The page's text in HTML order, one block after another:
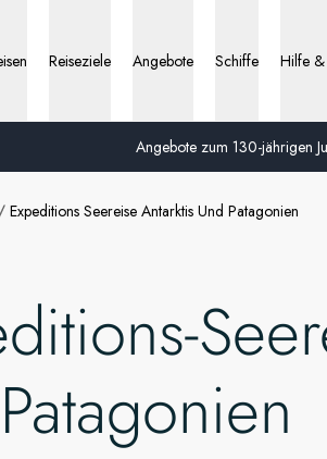
Angebote zum 130-jährigen
Reiseziele Angebote Schiffe Hilfe
Expeditions Seereise Antarktis Und Patagonien